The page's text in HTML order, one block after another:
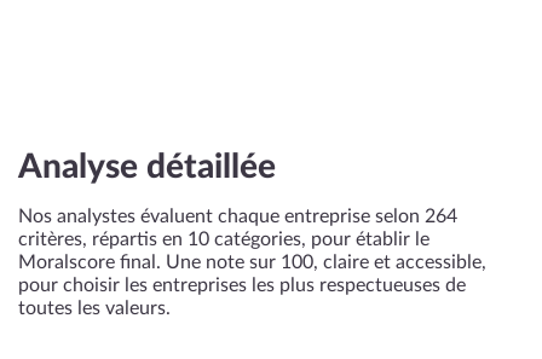
Analyse détaillée
Nos analystes évaluent chaque entreprise selon 264
critères, répartis en 10 catégories, pour établir le
Moralscore final. Une note sur 100, claire et accessible,
pour choisir les entreprises les plus respectueuses de
toutes les valeurs.